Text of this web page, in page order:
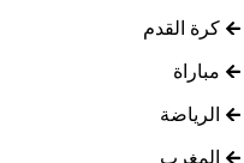
كرة القدم
مباراة
الرياضة
المغرب